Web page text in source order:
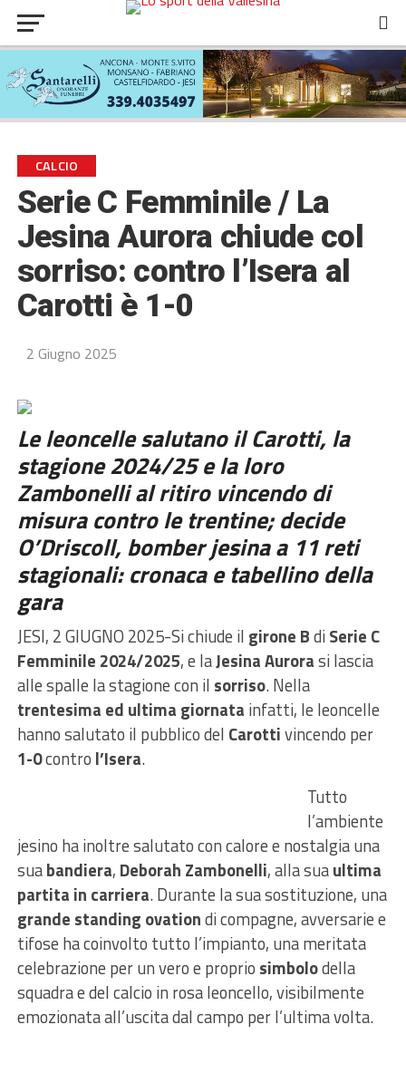
CALCIO
Serie C Femminile / La
Jesina Aurora chiude col
sorriso: contro l’Isera al
Carotti è 1-0
2 Giugno 2025
Le leoncelle salutano il Carotti, la
stagione 2024/25 e la loro
Zambonelli al ritiro vincendo di
misura contro le trentine; decide
O’Driscoll, bomber jesina a 11 reti
stagionali: cronaca e tabellino della
gara
JESI, 2 GIUGNO 2025-Si chiude il girone BdiSerie C
Femminile 2024/2025, e laJesina Aurorasi lascia
alle spalle la stagione con il sorriso. Nella
trentesima ed ultima giornata infatti, le leoncelle
hanno salutato il pubblico del Carottivincendo per
1-0contro l’Isera.
Tutto
l’ambiente
jesino ha inoltre salutato con calore e nostalgia una
suabandiera, Deborah Zambonelli, alla suaultima
partita in carriera. Durante la sua sostituzione, una
grande standing ovationdi compagne, avversarie e
tifose ha coinvolto tutto l’impianto, una meritata
celebrazione per un vero e proprio simbolodella
squadra e del calcio in rosa leoncello, visibilmente
emozionata all’uscita dal campo per l’ultima volta.